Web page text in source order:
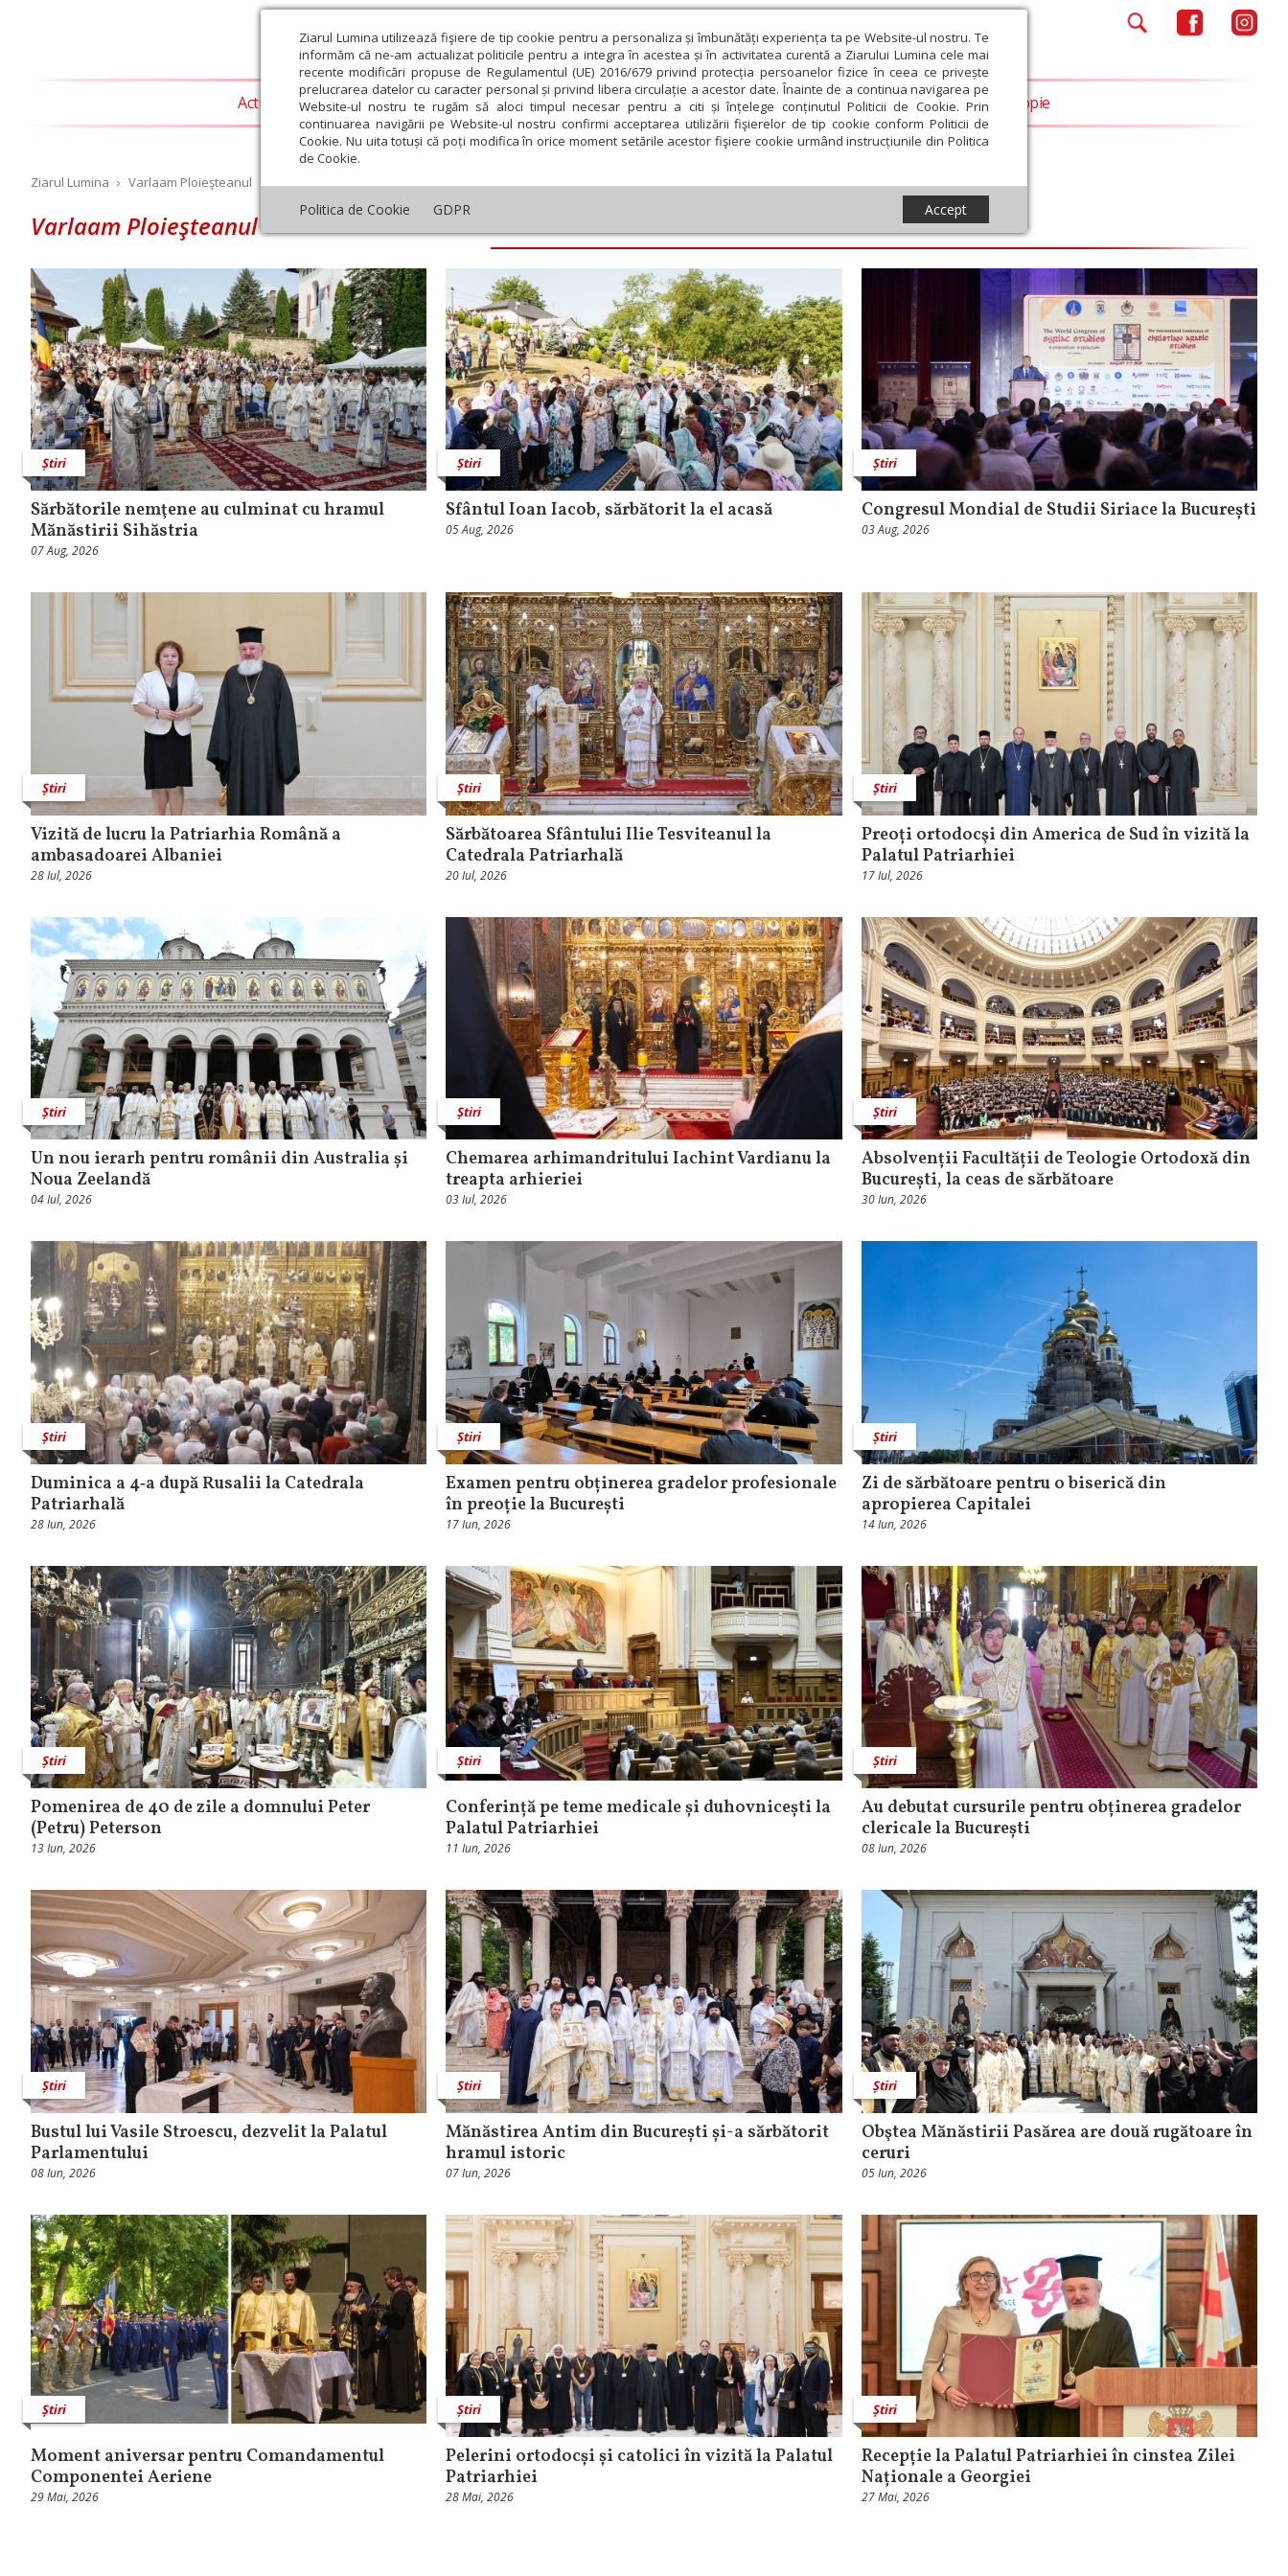
Ziarul Lumina utilizează fişiere de tip cookie pentru a personaliza și îmbunătăți experiența ta pe Website-ul nostru. Te
informăm că ne-am actualizat politicile pentru a integra în acestea și în activitatea curentă a Ziarului Lumina cele mai
recente modificări propuse de Regulamentul (UE) 2016/679 privind protecția persoanelor fizice în ceea ce privește
prelucrarea datelor cu caracter personal și privind libera circulație a acestor date. Înainte de a continua navigarea pe
Website-ul nostru te rugăm să aloci timpul necesar pentru a citi și înțelege conținutul Politicii de Cookie. Prin
continuarea navigării pe Website-ul nostru confirmi acceptarea utilizării fişierelor de tip cookie conform Politicii de
Cookie. Nu uita totuși că poți modifica în orice moment setările acestor fişiere cookie urmând instrucțiunile din Politica
de Cookie.
Politica de Cookie GDPR Accept
Actualitate religioasă Teologie și spiritualitate Educaţie și Cultură Societate Opinii Filantropie
Ziarul Lumina › Varlaam Ploieşteanul
Varlaam Ploieşteanul
Știri
Sărbătorile nemţene au culminat cu hramul
Mănăstirii Sihăstria
07 Aug, 2026
Știri
Sfântul Ioan Iacob, sărbătorit la el acasă
05 Aug, 2026
Știri
Congresul Mondial de Studii Siriace la București
03 Aug, 2026
Știri
Vizită de lucru la Patriarhia Română a
ambasadoarei Albaniei
28 Iul, 2026
Știri
Sărbătoarea Sfântului Ilie Tesviteanul la
Catedrala Patriarhală
20 Iul, 2026
Știri
Preoți ortodocşi din America de Sud în vizită la
Palatul Patriarhiei
17 Iul, 2026
Știri
Un nou ierarh pentru românii din Australia și
Noua Zeelandă
04 Iul, 2026
Știri
Chemarea arhimandritului Iachint Vardianu la
treapta arhieriei
03 Iul, 2026
Știri
Absolvenții Facultății de Teologie Ortodoxă din
București, la ceas de sărbătoare
30 Iun, 2026
Știri
Duminica a 4‑a după Rusalii la Catedrala
Patriarhală
28 Iun, 2026
Știri
Examen pentru obținerea gradelor profesionale
în preoție la București
17 Iun, 2026
Știri
Zi de sărbătoare pentru o biserică din
apropierea Capitalei
14 Iun, 2026
Știri
Pomenirea de 40 de zile a domnului Peter
(Petru) Peterson
13 Iun, 2026
Știri
Conferință pe teme medicale și duhovnicești la
Palatul Patriarhiei
11 Iun, 2026
Știri
Au debutat cursurile pentru obținerea gradelor
clericale la București
08 Iun, 2026
Știri
Bustul lui Vasile Stroescu, dezvelit la Palatul
Parlamentului
08 Iun, 2026
Știri
Mănăstirea Antim din București și-a sărbătorit
hramul istoric
07 Iun, 2026
Știri
Obştea Mănăstirii Pasărea are două rugătoare în
ceruri
05 Iun, 2026
Știri
Moment aniversar pentru Comandamentul
Componentei Aeriene
29 Mai, 2026
Știri
Pelerini ortodocși și catolici în vizită la Palatul
Patriarhiei
28 Mai, 2026
Știri
Recepție la Palatul Patriarhiei în cinstea Zilei
Naționale a Georgiei
27 Mai, 2026